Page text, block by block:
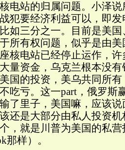
电站的归属问题。小泽
犯要经济利益可以，即
如三分之一。目前是美
所有权问题，似乎是由
核电站已经停止运作，
量资金，乌克兰根本没
国的投资，美乌共同所
吃亏。这一part，俄罗斯
了里子，美国嘛，应该
还是大部分由私人投资
，就是川普为美国的私
样）。